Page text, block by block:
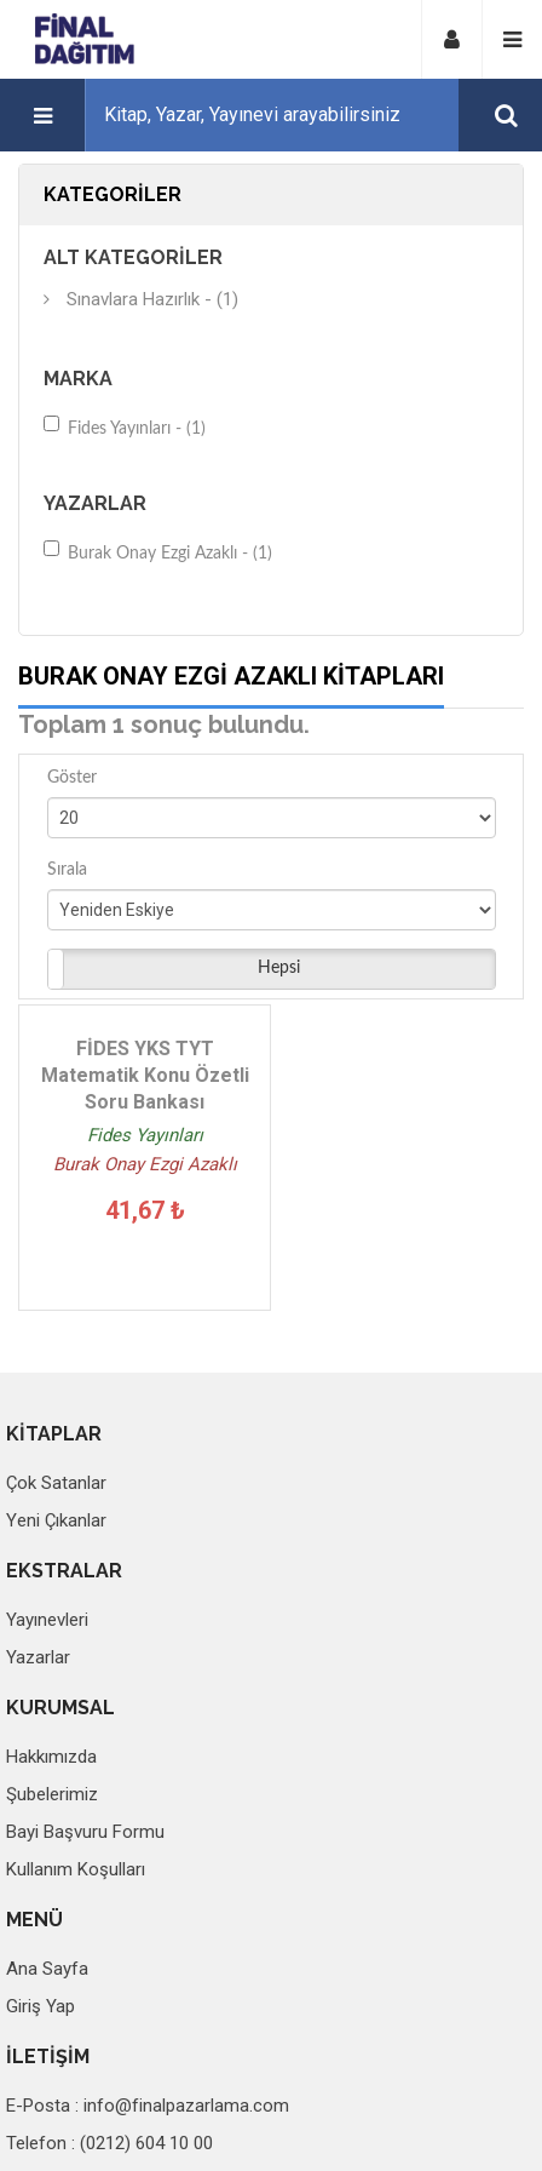
KATEGORILER
ALT KATEGORILER
Sınavlara Hazırlık - (1)
MARKA
Fides Yayınları - (1)
YAZARLAR
Burak Onay Ezgi Azaklı - (1)
BURAK ONAY EZGI AZAKLI KITAPLARI
Toplam 1 sonuç bulundu.
Göster
Sırala
Hepsi
FİDES YKS TYT
Matematik Konu Özetli
Soru Bankası
Fides Yayınları
Burak Onay Ezgi Azaklı
41,67 ₺
KİTAPLAR
Çok Satanlar
Yeni Çıkanlar
EKSTRALAR
Yayınevleri
Yazarlar
KURUMSAL
Hakkımızda
Şubelerimiz
Bayi Başvuru Formu
Kullanım Koşulları
MENÜ
Ana Sayfa
Giriş Yap
İLETİŞİM
E-Posta : info@finalpazarlama.com
Telefon : (0212) 604 10 00